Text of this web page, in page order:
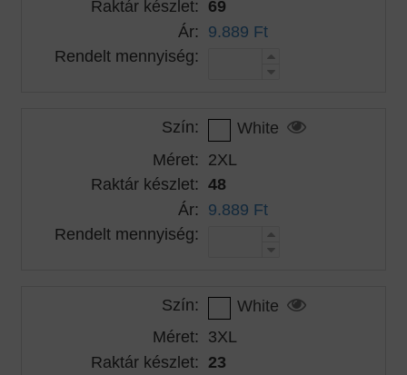
Raktár készlet: 69
Ár: 9.889 Ft
Rendelt mennyiség:
Szín:
White
Méret: 2XL
Raktár készlet: 48
Ár: 9.889 Ft
Rendelt mennyiség:
Szín:
White
Méret: 3XL
Raktár készlet: 23